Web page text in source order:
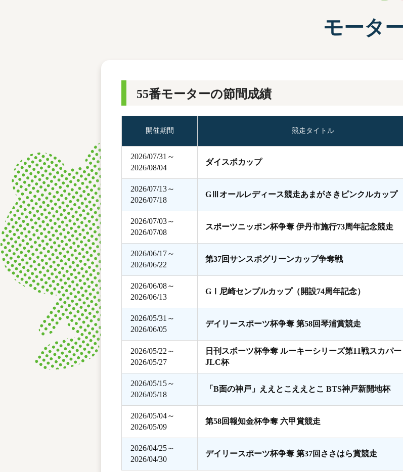
ボートデータ
前検タイムランキング
施設案内
モータ
55番モーターの節間成績
開催期間 競走タイトル
2026/07/31～
2026/08/04
ダイスポカップ
2026/07/13～
2026/07/18
GⅢオールレディース競走あまがさきピンクルカップ
2026/07/03～
2026/07/08
スポーツニッポン杯争奪 伊丹市施行73周年記念競走
2026/06/17～
2026/06/22
第37回サンスポグリーンカップ争奪戦
2026/06/08～
2026/06/13
GⅠ尼崎センプルカップ（開設74周年記念）
2026/05/31～
2026/06/05
デイリースポーツ杯争奪 第58回琴浦賞競走
2026/05/22～
2026/05/27
日刊スポーツ杯争奪 ルーキーシリーズ第11戦スカパー
JLC杯
2026/05/15～
2026/05/18
「B面の神戸」ええとこええとこ BTS神戸新開地杯
2026/05/04～
2026/05/09
第58回報知金杯争奪 六甲賞競走
2026/04/25～
2026/04/30
デイリースポーツ杯争奪 第37回ささはら賞競走